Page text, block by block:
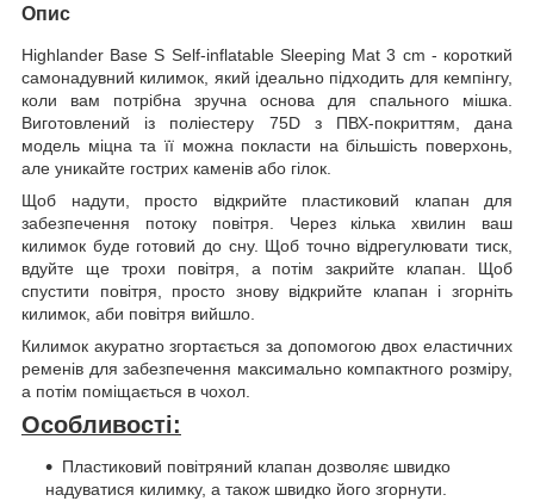
Опис
Highlander Base S Self-inflatable Sleeping Mat 3 cm - короткий
самонадувний килимок, який ідеально підходить для кемпінгу,
коли вам потрібна зручна основа для спального мішка.
Виготовлений із поліестеру 75D з ПВХ-покриттям, дана
модель міцна та її можна покласти на більшість поверхонь,
але уникайте гострих каменів або гілок.
Щоб надути, просто відкрийте пластиковий клапан для
забезпечення потоку повітря. Через кілька хвилин ваш
килимок буде готовий до сну. Щоб точно відрегулювати тиск,
вдуйте ще трохи повітря, а потім закрийте клапан. Щоб
спустити повітря, просто знову відкрийте клапан і згорніть
килимок, аби повітря вийшло.
Килимок акуратно згортається за допомогою двох еластичних
ременів для забезпечення максимально компактного розміру,
а потім поміщається в чохол.
Особливості:
Пластиковий повітряний клапан дозволяє швидко
надуватися килимку, а також швидко його згорнути.